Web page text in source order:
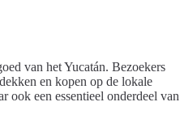
van het Yucatán. Bezoekers
en kopen op de lokale
ook een essentieel onderdeel van